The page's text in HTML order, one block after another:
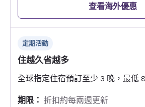
查看海外優惠
定期活動
住越久省越多
全球指定住宿預訂至少 3 晚，最低
期限： 折扣約每兩週更新